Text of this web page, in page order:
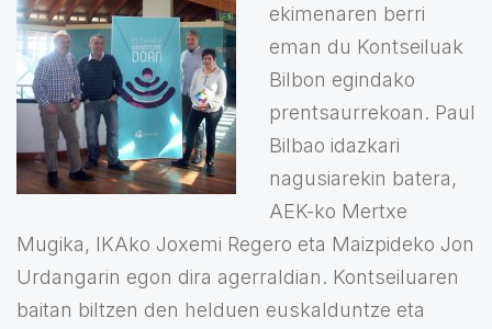
ekimenaren berri
eman du Kontseiluak
Bilbon egindako
prentsaurrekoan. Paul
Bilbao idazkari
nagusiarekin batera,
AEK-ko Mertxe
Mugika, IKAko Joxemi Regero eta Maizpideko Jon
Urdangarin egon dira agerraldian. Kontseiluaren
baitan biltzen den helduen euskalduntze eta